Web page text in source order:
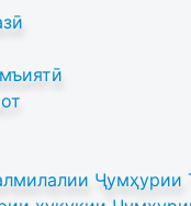
Ҷумҳурии